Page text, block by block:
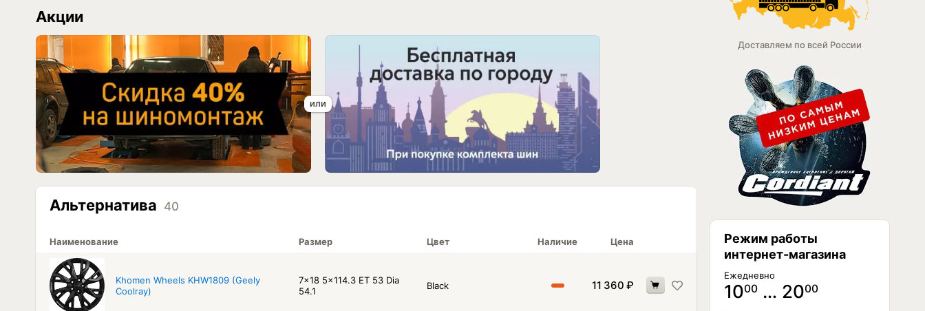
Акции
Альтернатива 40
Наименование Размер Цвет Наличие Цена
Khomen Wheels KHW1809 (Geely
Coolray)
7x18 5x114.3 ET 53 Dia
54.1
Black 11 360 ₽
Доставляем по всей России
Режим работы
интернет-магазина
Ежедневно
1000 … 2000